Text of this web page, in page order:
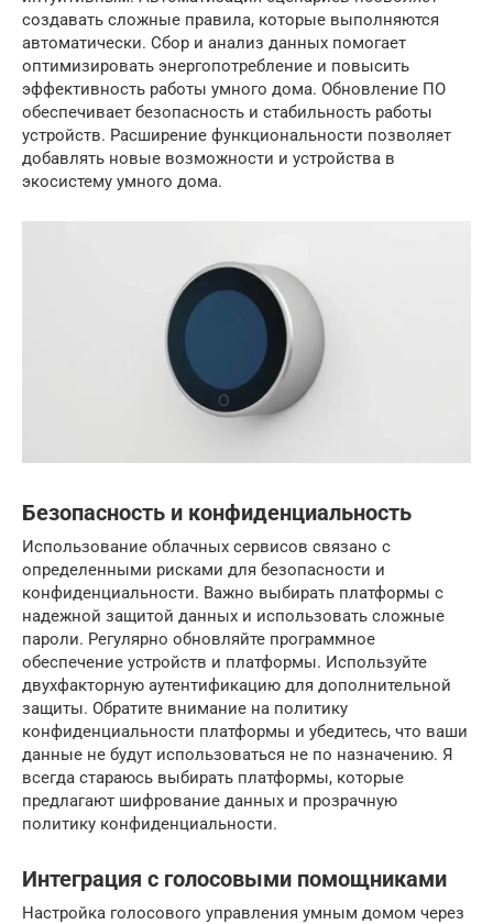
создавать сложные правила, которые выполняются
автоматически. Сбор и анализ данных помогает
оптимизировать энергопотребление и повысить
эффективность работы умного дома. Обновление ПО
обеспечивает безопасность и стабильность работы
устройств. Расширение функциональности позволяет
добавлять новые возможности и устройства в
экосистему умного дома.
Безопасность и конфиденциальность
Использование облачных сервисов связано с
определенными рисками для безопасности и
конфиденциальности. Важно выбирать платформы с
надежной защитой данных и использовать сложные
пароли. Регулярно обновляйте программное
обеспечение устройств и платформы. Используйте
двухфакторную аутентификацию для дополнительной
защиты. Обратите внимание на политику
конфиденциальности платформы и убедитесь, что ваши
данные не будут использоваться не по назначению. Я
всегда стараюсь выбирать платформы, которые
предлагают шифрование данных и прозрачную
политику конфиденциальности.
Интеграция с голосовыми помощниками
Настройка голосового управления умным домом через